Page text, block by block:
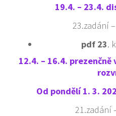
19.4. – 23.4.
23.zadání
pdf 23.
12.4. – 16.4.
Od pondělí 1. 3.
21.zadání